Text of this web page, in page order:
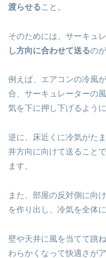
渡らせること。
そのためには、サーキュ
し方向に合わせて送るの
例えば、エアコンの冷風
合、サーキュレーターの
気を下に押し下げるよう
逆に、床近くに冷気がた
井方向に向けて送ること
ます。
また、部屋の反対側に向
を作り出し、冷気を全体
壁や天井に風を当てて跳
わらかくなって快適さが